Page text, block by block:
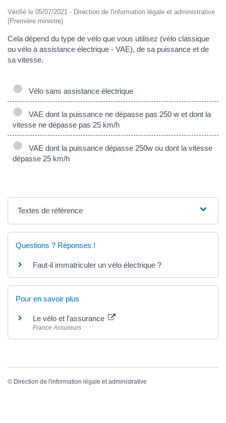
Vérifié le 05/07/2021 - Direction de l'information légale et administrative
(Première ministre)
Cela dépend du type de vélo que vous utilisez (vélo classique
ou vélo à assistance électrique - VAE), de sa puissance et de
sa vitesse.
Vélo sans assistance électrique
VAE dont la puissance ne dépasse pas 250 w et dont la
vitesse ne dépasse pas 25 km/h
VAE dont la puissance dépasse 250w ou dont la vitesse
dépasse 25 km/h
Textes de référence
Questions ? Réponses !
Faut-il immatriculer un vélo électrique ?
Pour en savoir plus
Le vélo et l'assurance
France Assureurs
© Direction de l'information légale et administrative